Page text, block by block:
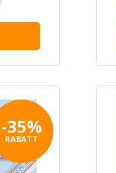
-35%
RABATT